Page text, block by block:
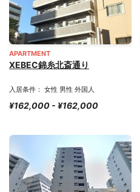
APARTMENT
XEBEC錦糸北斎通り
入居条件： 女性 男性 外国人
¥162,000 - ¥162,000